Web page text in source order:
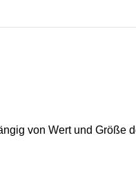
von Wert und Größe